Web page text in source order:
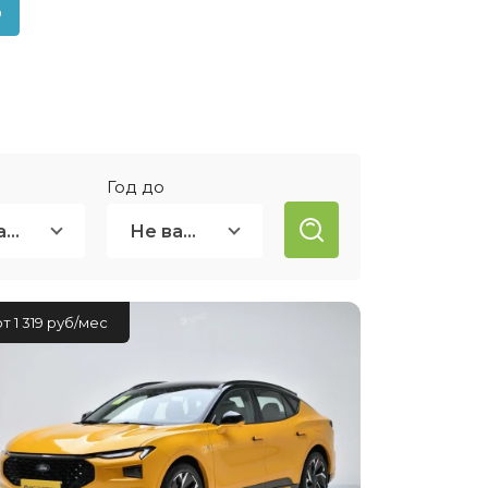
Не важно
Год до
Не важно
1 319 руб/мес